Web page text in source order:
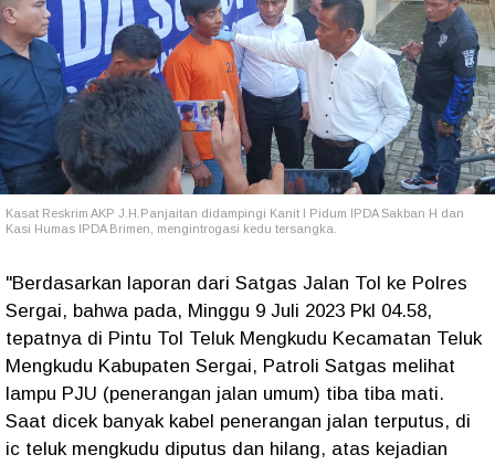
Kasat Reskrim AKP J.H.Panjaitan didampingi Kanit I Pidum IPDA Sakban H dan
Kasi Humas IPDA Brimen, mengintrogasi kedu tersangka.
"Berdasarkan laporan dari Satgas Jalan Tol ke Polres
Sergai, bahwa pada, Minggu 9 Juli 2023 Pkl 04.58,
tepatnya di Pintu Tol Teluk Mengkudu Kecamatan Teluk
Mengkudu Kabupaten Sergai, Patroli Satgas melihat
lampu PJU (penerangan jalan umum) tiba tiba mati.
Saat dicek banyak kabel penerangan jalan terputus, di
ic teluk mengkudu diputus dan hilang, atas kejadian